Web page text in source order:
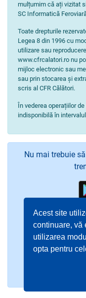
Acest site
continuare, vă
utilizarea
opta pentru
mulțumim că ați vizitat
SC Informatică
Toate drepturile
Legea 8 din 1996 cu
utilizare sau
www.cfrcalatori.ro nu
mijloc electronic sau
sau prin stocarea și
scris al CFR Călători.
În vederea operațiilor
indisponibilă în
Nu mai trebuie